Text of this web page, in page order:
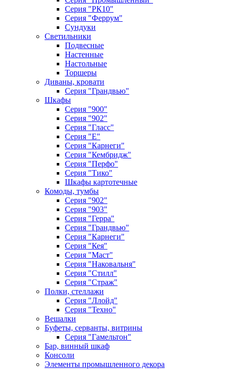
Серия "РК10"
Серия "Феррум"
Сундуки
Светильники
Подвесные
Настенные
Настольные
Торшеры
Диваны, кровати
Серия "Грандвью"
Шкафы
Серия "900"
Серия "902"
Серия "Гласс"
Серия "Е"
Серия "Карнеги"
Серия "Кембридж"
Серия "Перфо"
Серия "Тико"
Шкафы картотечные
Комоды, тумбы
Серия "902"
Серия "903"
Серия "Герра"
Серия "Грандвью"
Серия "Карнеги"
Серия "Кея"
Серия "Маст"
Серия "Наковальня"
Серия "Стилл"
Серия "Страж"
Полки, стеллажи
Серия "Ллойд"
Серия "Техно"
Вешалки
Буфеты, серванты, витрины
Серия "Гамельтон"
Бар, винный шкаф
Консоли
Элементы промышленного декора